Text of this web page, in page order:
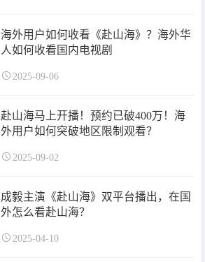
海外用户如何收看《赴山海》？海外华
人如何收看国内电视剧
2025-09-06
赴山海马上开播！预约已破400万！海
外用户如何突破地区限制观看？
2025-09-02
成毅主演《赴山海》双平台播出，在国
外怎么看赴山海？
2025-04-10